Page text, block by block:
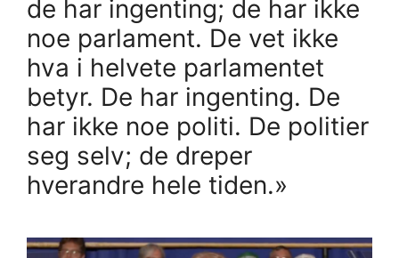
de har ingenting; de har ikke
noe parlament. De vet ikke
hva i helvete parlamentet
betyr. De har ingenting. De
har ikke noe politi. De politier
seg selv; de dreper
hverandre hele tiden.»